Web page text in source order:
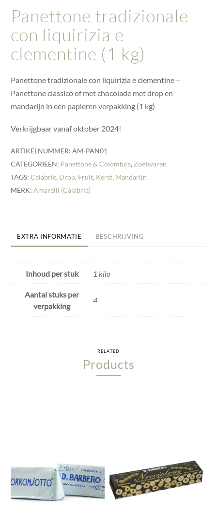
Panettone tradizionale
con liquirizia e
clementine (1 kg)
Panettone tradizionale con liquirizia e clementine –
Panettone classico of met chocolade met drop en
mandarijn in een papieren verpakking (1 kg)
Verkrijgbaar vanaf oktober 2024!
ARTIKELNUMMER:AM-PAN01
CATEGORIEËN: Panettone & Colomba's, Zoetwaren
TAGS:Calabrië, Drop, Fruit, Kerst, Mandarijn
MERK:Amarelli (Calabria)
EXTRA INFORMATIE BESCHRIJVING
Inhoud per stuk 1 kilo
Aantal stuks per
verpakking
4
RELATED
Products